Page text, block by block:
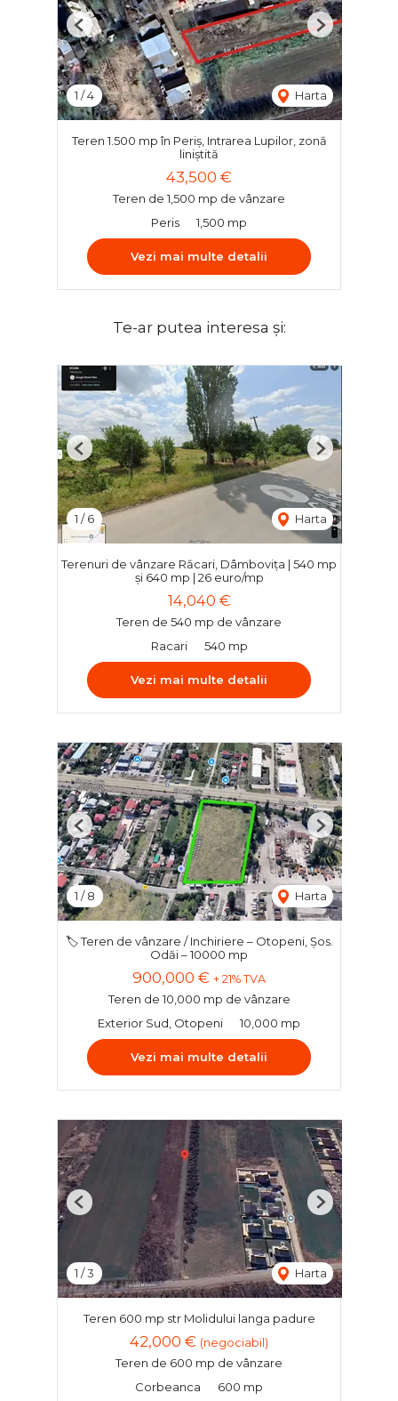
1 /4 Harta
Previous Next
Teren 1.500 mp în Periș, Intrarea Lupilor, zonă
liniștită
43,500 €
Teren de 1,500 mp de vânzare
Peris
1,500 mp
Vezi mai multe detalii
Te-ar putea interesa și:
1 /6 Harta
Previous Next
Terenuri de vânzare Răcari, Dâmbovița | 540 mp
și 640 mp | 26 euro/mp
14,040 €
Teren de 540 mp de vânzare
Racari
540 mp
Vezi mai multe detalii
1 /8 Harta
Previous Next
🏷️ Teren de vânzare / Inchiriere – Otopeni, Șos.
Odăi – 10000 mp
900,000 € + 21% TVA
Teren de 10,000 mp de vânzare
Exterior Sud, Otopeni
10,000 mp
Vezi mai multe detalii
1 /3 Harta
Previous Next
Teren 600 mp str Molidului langa padure
42,000 € (negociabil)
Teren de 600 mp de vânzare
Corbeanca
600 mp